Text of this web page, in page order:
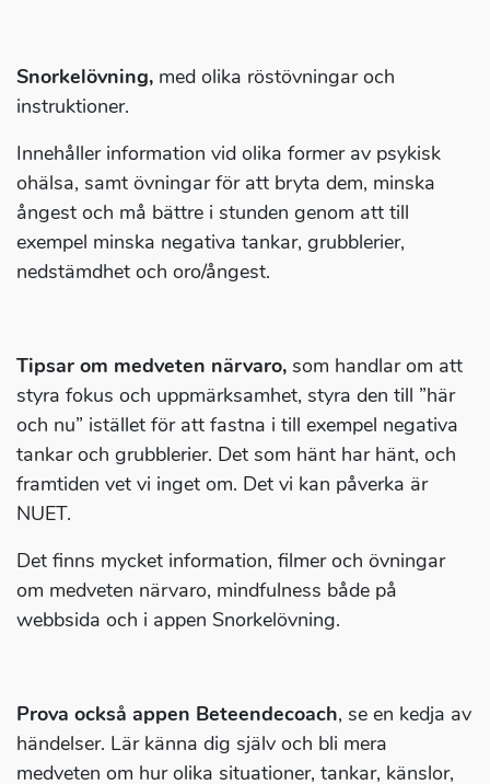
Snorkelövning, med olika röstövningar och
instruktioner.
Innehåller information vid olika former av psykisk
ohälsa, samt övningar för att bryta dem, minska
ångest och må bättre i stunden genom att till
exempel minska negativa tankar, grubblerier,
nedstämdhet och oro/ångest.
Tipsar om medveten närvaro, som handlar om att
styra fokus och uppmärksamhet, styra den till ”här
och nu” istället för att fastna i till exempel negativa
tankar och grubblerier. Det som hänt har hänt, och
framtiden vet vi inget om. Det vi kan påverka är
NUET.
Det finns mycket information, filmer och övningar
om medveten närvaro, mindfulness både på
webbsida och i appen Snorkelövning.
Prova också appen Beteendecoach, se en kedja av
händelser. Lär känna dig själv och bli mera
medveten om hur olika situationer, tankar, känslor,